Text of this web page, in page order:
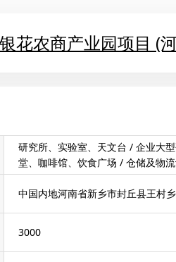
花农商产业园项目 (
研究所、实验室、天文台 / 企业大
堂、咖啡馆、饮食广场 / 仓储及物
中国内地河南省新乡市封丘县王村乡
3000